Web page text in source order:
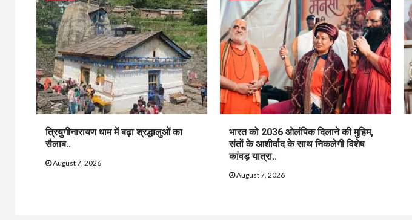
त्रियुगीनारायण धाम में बढ़ा श्रद्धालुओं का
सैलाब..
August 7, 2026
भारत को 2036 ओलंपिक दिलाने की मुहिम,
संतों के आशीर्वाद के साथ निकलेगी विशेष
कांवड़ यात्रा..
August 7, 2026